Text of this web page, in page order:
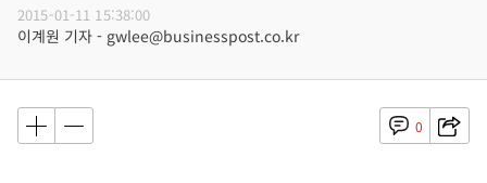
2015-01-11 15:38:00
이계원 기자 - gwlee@businesspost.co.kr
0